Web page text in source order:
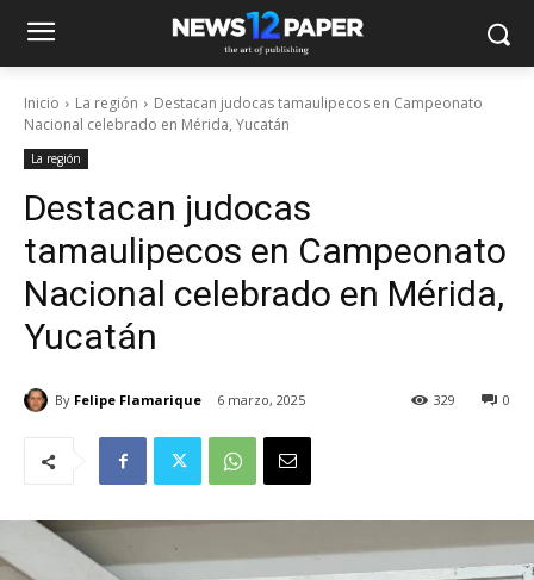
Inicio La región
Destacan judocas tamaulipecos en Campeonato
Nacional celebrado en Mérida, Yucatán
La región
Destacan judocas
tamaulipecos en Campeonato
Nacional celebrado en Mérida,
Yucatán
By Felipe Flamarique 6 marzo, 2025 0
329